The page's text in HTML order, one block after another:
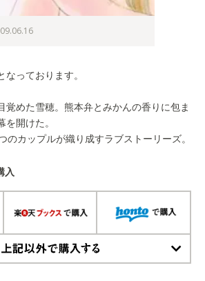
っております。
覚めた雪穂。熊本弁とみかんの香りに包ま
開けた。
のカップルが織り成すラブストーリーズ。
入